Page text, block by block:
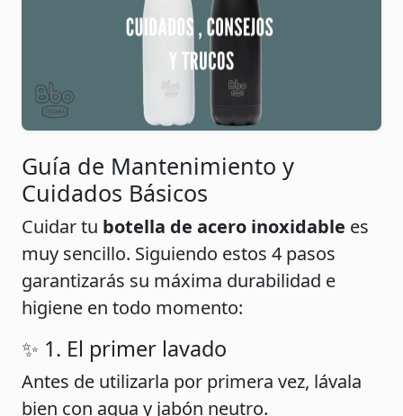
Guía de Mantenimiento y
Cuidados Básicos
Cuidar tu botella de acero inoxidable es
muy sencillo. Siguiendo estos 4 pasos
garantizarás su máxima durabilidad e
higiene en todo momento:
✨ 1. El primer lavado
Antes de utilizarla por primera vez, lávala
bien con agua y jabón neutro.